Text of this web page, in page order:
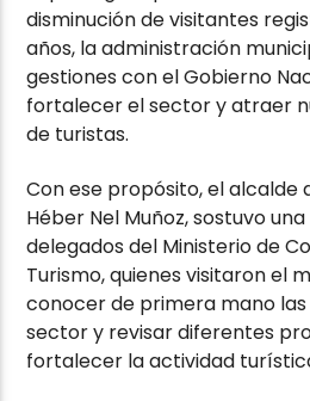
disminución de visitantes
años, la administración
gestiones con el Gobierno
fortalecer el sector y atraer
de turistas.
Con ese propósito, el alcalde
Héber Nel Muñoz, sostuvo
delegados del Ministerio de
Turismo, quienes visitaron el
conocer de primera mano
sector y revisar diferentes
fortalecer la actividad